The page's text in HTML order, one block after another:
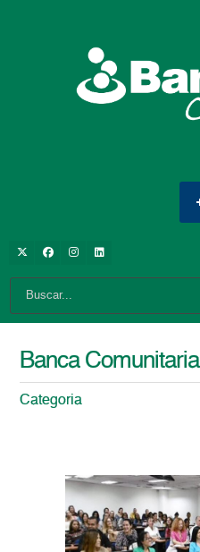
Banca Comunitaria
Categoria